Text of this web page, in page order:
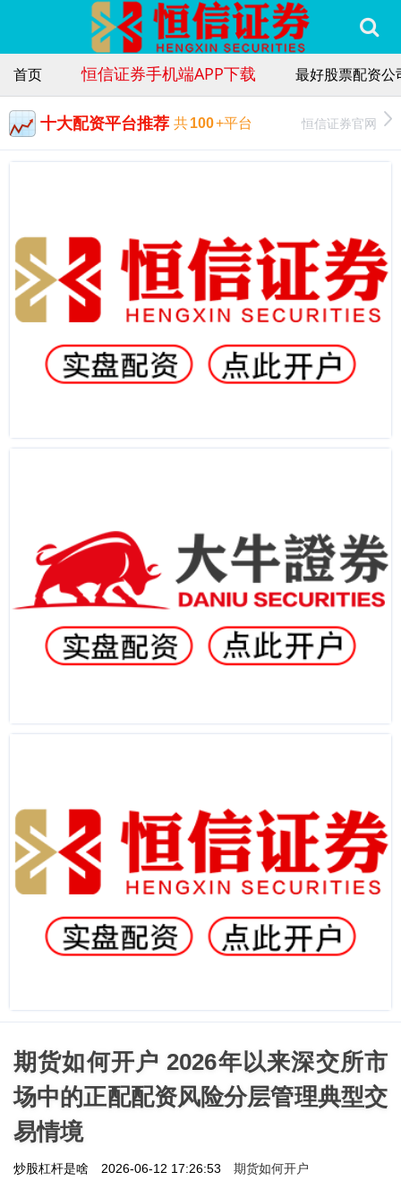
首页 恒信证券手机端APP下载 最好股票配资公
十大配资平台推荐 共100+平台 恒信证券官网
期货如何开户 2026年以来深交所市
场中的正配配资风险分层管理典型交
易情境
炒股杠杆是啥 2026-06-12 17:26:53 期货如何开户